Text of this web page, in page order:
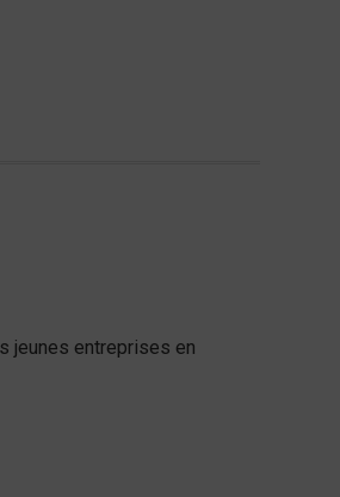
jeunes entreprises en